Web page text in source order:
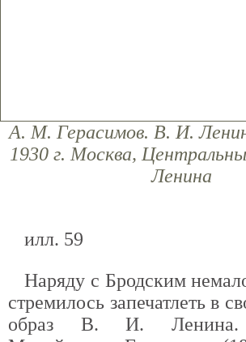
А. М. Герасимов. В. И.
1930 г. Москва,
Ленина
илл. 59
Наряду с Бродским
стремилось запечатлеть в
образ В. И. Ленина.